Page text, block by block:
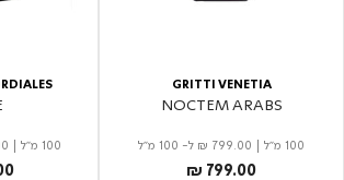
GRITTI VENETIA
NOCTEM ARABS
100 מ"ל ₪ 799.00 ל- 100 מ"ל
₪ 799.00
100 מ"ל